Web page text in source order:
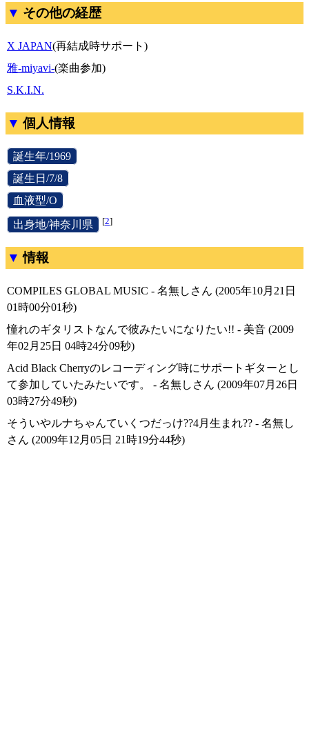
その他の経歴
X JAPAN(再結成時サポート)
雅-miyavi-(楽曲参加)
S.K.I.N.
個人情報
誕生年/1969
誕生日/7/8
血液型/O
出身地/神奈川県 [2]
情報
COMPILES GLOBAL MUSIC - 名無しさん (2005年10月21日
01時00分01秒)
憧れのギタリストなんで彼みたいになりたい!! - 美音 (2009
年02月25日 04時24分09秒)
Acid Black Cherryのレコーディング時にサポートギターとし
て参加していたみたいです。 - 名無しさん (2009年07月26日
03時27分49秒)
そういやルナちゃんていくつだっけ??4月生まれ?? - 名無し
さん (2009年12月05日 21時19分44秒)